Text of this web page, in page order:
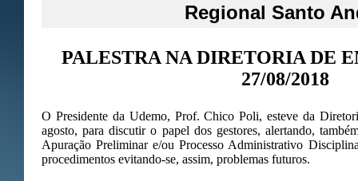
Regional Santo
PALESTRA NA DIRETORIA DE
27/08/2018
O Presidente da Udemo, Prof. Chico Poli, esteve da
agosto, para discutir o papel dos gestores, alertando,
Apuração Preliminar e/ou Processo Administrativo
procedimentos evitando-se, assim, problemas futuros.